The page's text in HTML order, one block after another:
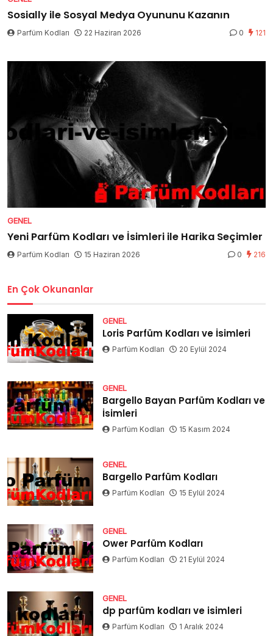
Sosially ile Sosyal Medya Oyununu Kazanın
Parfüm Kodları 22 Haziran 2026 0 121
GENEL
Yeni Parfüm Kodları ve İsimleri ile Harika Seçimler
Parfüm Kodları 15 Haziran 2026 0 216
En Çok Okunanlar
GENEL
Loris Parfüm Kodları ve İsimleri
Parfüm Kodları 20 Eylül 2024
GENEL
Bargello Bayan Parfüm Kodları ve
İsimleri
Parfüm Kodları 15 Kasım 2024
GENEL
Bargello Parfüm Kodları
Parfüm Kodları 15 Eylül 2024
GENEL
Ower Parfüm Kodları
Parfüm Kodları 21 Eylül 2024
GENEL
dp parfüm kodları ve isimleri
Parfüm Kodları 1 Aralık 2024